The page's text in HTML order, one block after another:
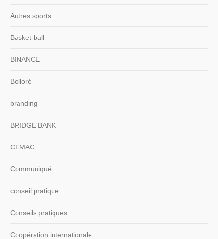
Autres sports
Basket-ball
BINANCE
Bolloré
branding
BRIDGE BANK
CEMAC
Communiqué
conseil pratique
Conseils pratiques
Coopération internationale